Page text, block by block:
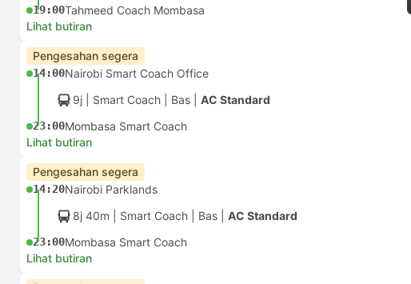
19:00Tahmeed Coach Mombasa
Lihat butiran
Pengesahan segera
14:00Nairobi Smart Coach Office
9j | Smart Coach Bas AC Standard
23:00Mombasa Smart Coach
Lihat butiran
Pengesahan segera
14:20Nairobi Parklands
8j 40m | Smart Coach Bas AC Standard
23:00Mombasa Smart Coach
Lihat butiran